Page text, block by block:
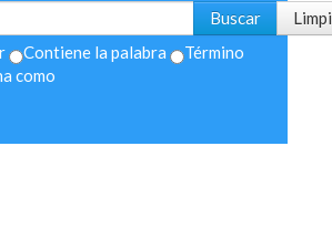
Contiene la palabra
Término
como